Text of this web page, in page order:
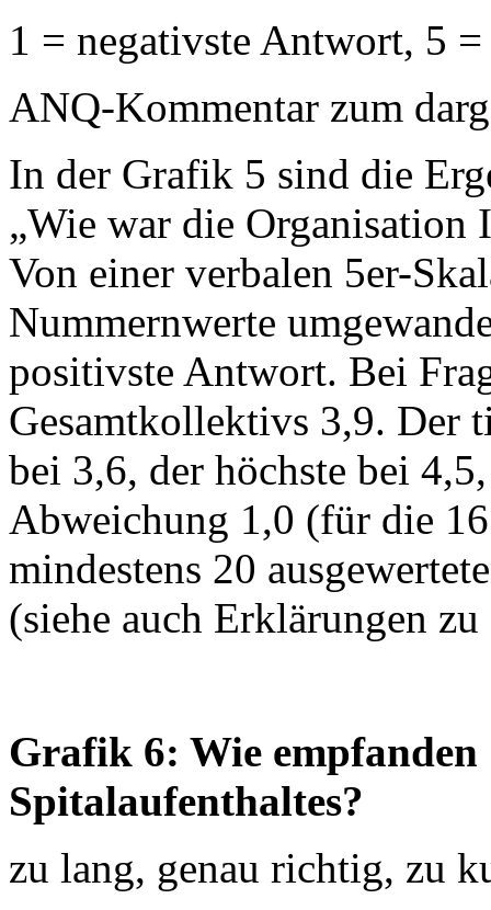
1 = negativste Antwort, 5
ANQ-Kommentar zum
In der Grafik 5 sind die
„Wie war die Organisation
Von einer verbalen 5er-
Nummernwerte
positivste Antwort. Bei
Gesamtkollektivs 3,9. Der
bei 3,6, der höchste bei
Abweichung 1,0 (für die
mindestens 20
(siehe auch Erklärungen
Grafik 6: Wie empfanden
Spitalaufenthaltes?
zu lang, genau richtig, zu